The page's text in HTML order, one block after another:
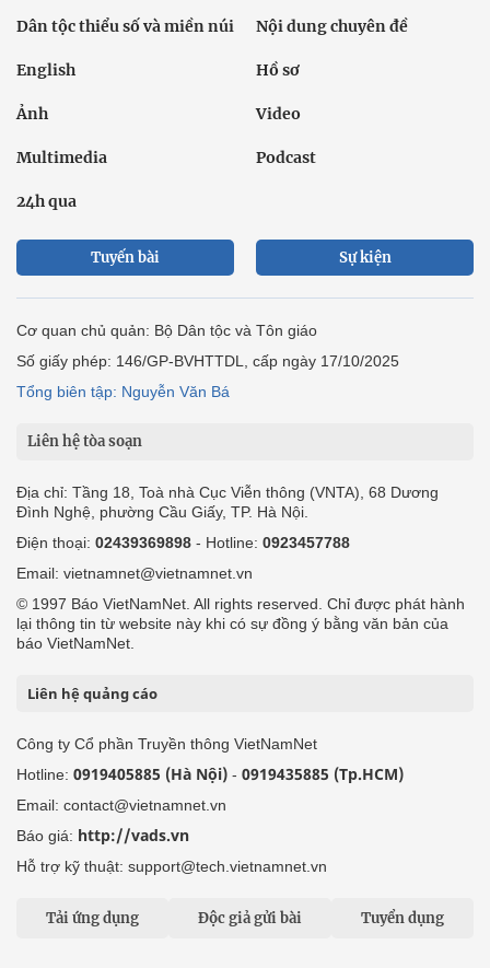
Dân tộc thiểu số và miền núi Nội dung chuyên đề
English Hồ sơ
Ảnh Video
Multimedia Podcast
24h qua
Tuyến bài Sự kiện
Cơ quan chủ quản: Bộ Dân tộc và Tôn giáo
Số giấy phép: 146/GP-BVHTTDL, cấp ngày 17/10/2025
Tổng biên tập: Nguyễn Văn Bá
Liên hệ tòa soạn
Địa chỉ: Tầng 18, Toà nhà Cục Viễn thông (VNTA), 68 Dương
Đình Nghệ, phường Cầu Giấy, TP. Hà Nội.
Điện thoại: 02439369898 - Hotline: 0923457788
Email: vietnamnet@vietnamnet.vn
© 1997 Báo VietNamNet. All rights reserved. Chỉ được phát hành
lại thông tin từ website này khi có sự đồng ý bằng văn bản của
báo VietNamNet.
Liên hệ quảng cáo
Công ty Cổ phần Truyền thông VietNamNet
Hotline: 0919405885 (Hà Nội) - 0919435885 (Tp.HCM)
Email: contact@vietnamnet.vn
Báo giá: http://vads.vn
Hỗ trợ kỹ thuật: support@tech.vietnamnet.vn
Tải ứng dụng Độc giả gửi bài Tuyển dụng